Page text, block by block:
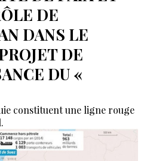
DE
DANS LE
DE
DU «
constituent une ligne rouge